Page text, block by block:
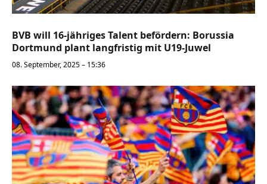
BVB will 16-jähriges Talent befördern: Borussia
Dortmund plant langfristig mit U19-Juwel
08. September, 2025 – 15:36